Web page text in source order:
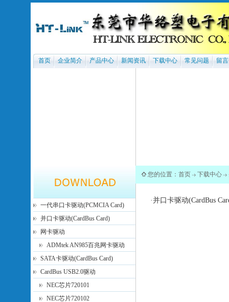
首页 企业简介 产品中心 新闻资讯 下载中心 常见问题 留
一代串口卡驱动(PCMCIA Card)
并口卡驱动(CardBus Card)
网卡驱动
ADMtek AN985百兆网卡驱动
SATA卡驱动(CardBus Card)
CardBus USB2.0驱动
NEC芯片720101
NEC芯片720102
您的位置： 首页 下载中心
·并口卡驱动(CardBus